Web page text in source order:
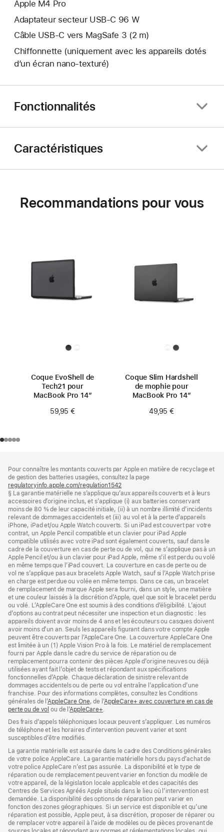
Apple M4 Pro
Adaptateur secteur USB‑C 96 W
Câble USB-C vers MagSafe 3 (2 m)
Chiffonnette (uniquement avec les appareils dotés
d’un écran nano‑texturé)
Fonctionnalités
Caractéristiques
Recommandations pour vous
Coque EvoShell de
Tech21 pour
MacBook Pro 14″
59,95 €
Coque Slim Hardshell
de mophie pour
MacBook Pro 14″
49,95 €
de
page
de
bas
de
page
Pour connaître les montants couverts par Apple en matière de recyclage et
de gestion des batteries usagées, consultez la page
regulatoryinfo.apple.com/regulation1542
dans
une
nouvelle
fenêtre)
§ La garantie matérielle ne s’applique qu’aux appareils couverts et à leurs
accessoires d’origine inclus, et s’applique (i) aux batteries conservant
moins de 80 % de leur capacité initiale, (ii) à un nombre illimité d’incidents
relevant de dommages accidentels et (iii) au vol et à la perte d’appareils
iPhone, iPad et/ou Apple Watch couverts. Si un iPad est couvert par votre
contrat, un Apple Pencil compatible et un clavier pour iPad Apple
compatible utilisés avec votre iPad sont également couverts, sauf dans le
cadre de la couverture en cas de perte ou de vol, qui ne s’applique pas à un
Apple Pencil et/ou à un clavier pour iPad Apple, même s’il est perdu ou volé
en même temps que l’iPad couvert. La couverture en cas de perte ou de
vol ne s’applique pas aux bracelets Apple Watch, sauf si l’Apple Watch prise
en charge est perdue ou volée en même temps. Dans ce cas, un bracelet
de remplacement de marque Apple sera fourni, dans un style, une matière
et une couleur laissés à la discrétion d’Apple, quel que soit le bracelet perdu
ou volé. L’AppleCare One est soumis à des conditions d’éligibilité. L’ajout
d’options au contrat peut nécessiter une inspection et un diagnostic : les
appareils doivent avoir moins de 4 ans et les écouteurs ou casques doivent
avoir moins d’un an. Seuls les appareils figurant dans votre compte Apple
peuvent être couverts par l’AppleCare One. La couverture AppleCare One
est limitée à un (1) Apple Vision Pro à la fois. Le matériel de remplacement
fourni par Apple dans le cadre du service de réparation ou de
remplacement pourra contenir des pièces Apple d’origine neuves ou déjà
utilisées ayant fait l’objet de tests et répondant aux spécifications
fonctionnelles d’Apple. Chaque déclaration de sinistre relevant de
dommages accidentels ou de perte ou vol entraîne l’application d’une
franchise. Pour des informations complètes, consultez les Conditions
générales de l’AppleCare One(s’ouvre
dans
nouvelle
fenêtre)
, de l’AppleCare+ avec couverture en cas de
perte ou de vol (s’ouvre
une
nouvelle
fenêtre)
ou de l’AppleCare+
une
nouvelle
Des frais d’appels téléphoniques locaux peuvent s’appliquer. Les numéros
de téléphone et les horaires d’intervention peuvent varier et sont
susceptibles d’être modifiés.
La garantie matérielle est assurée dans le cadre des Conditions générales
de votre police AppleCare. La garantie matérielle hors du pays d’achat de
votre police AppleCare n’est pas assurée. La disponibilité et le type de
réparation ou de remplacement peuvent varier en fonction du modèle de
votre appareil, de la législation locale applicable et des capacités des
Centres de Services Agréés Apple situés dans le lieu où l’intervention est
demandée. La disponibilité des options de réparation peut varier en
fonction des zones géographiques. Si un service est disponible et qu’une
réparation est possible, Apple peut, à sa discrétion, proposer de réparer ou
de remplacer votre appareil à l’aide de modèles ou de pièces provenant de